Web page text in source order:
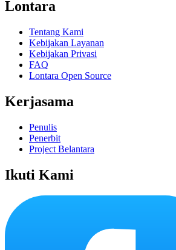
Lontara
Tentang Kami
Kebijakan Layanan
Kebijakan Privasi
FAQ
Lontara Open Source
Kerjasama
Penulis
Penerbit
Project Belantara
Ikuti Kami